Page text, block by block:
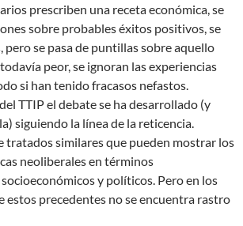
prescriben una receta económica, se
sobre probables éxitos positivos, se
pero se pasa de puntillas sobre aquello
peor, se ignoran las experiencias
si han tenido fracasos nefastos.
TTIP el debate se ha desarrollado (y
siguiendo la línea de la reticencia.
tratados similares que pueden mostrar los
neoliberales en términos
y políticos. Pero en los
estos precedentes no se encuentra rastro